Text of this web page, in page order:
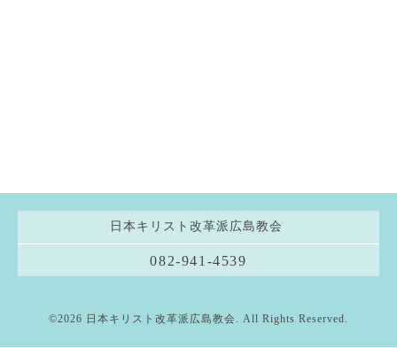
日本キリスト改革派広島教会
082-941-4539
©2026 日本キリスト改革派広島教会. All Rights Reserved.